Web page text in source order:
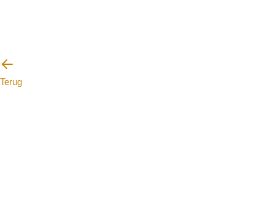
Terug